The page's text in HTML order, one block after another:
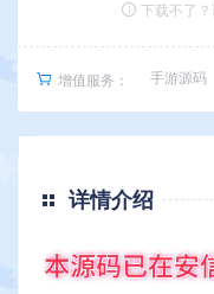
下载不了
增值服务： 手游源码
详情介绍